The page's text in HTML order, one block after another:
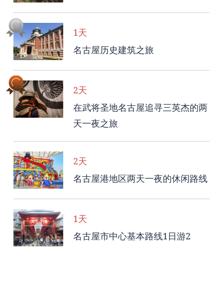
1天
名古屋历史建筑之旅
2天
在武将圣地名古屋追寻三英杰的两
天一夜之旅
2天
名古屋港地区两天一夜的休闲路线
1天
名古屋市中心基本路线1日游2